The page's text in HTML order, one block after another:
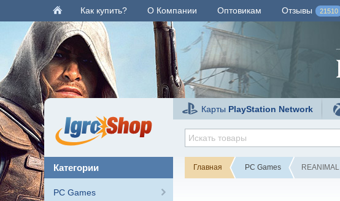
Как купить? О Компании Оптовикам Отзывы 21510
Карты PlayStation Network
категории
PC Games
Главная PC Games REANIMAL